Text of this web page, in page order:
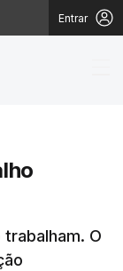
Entrar
o
O